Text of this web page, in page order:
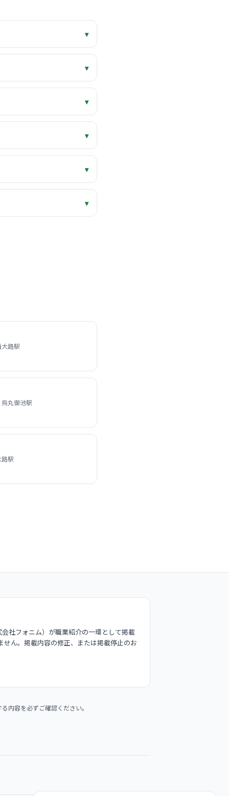
▾
▾
▾
▾
▾
▾
路駅
丸御池駅
駅
社フォニム）が職業紹介の一環として掲載
ん。掲載内容の修正、または掲載停止のお
内容を必ずご確認ください。